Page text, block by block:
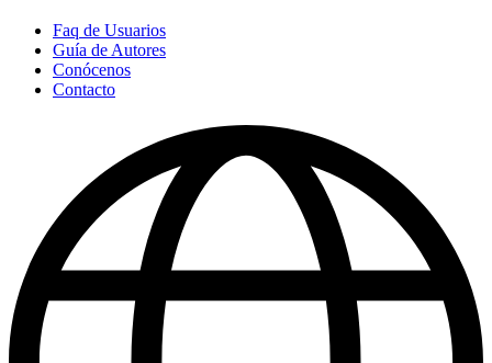
Faq de Usuarios
Guía de Autores
Conócenos
Contacto